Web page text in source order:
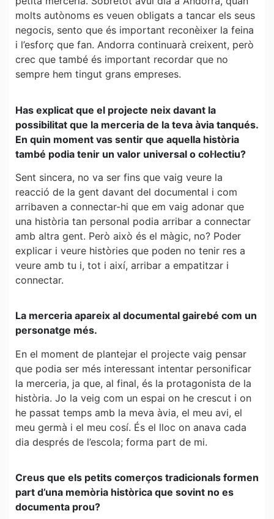
molts autònoms es veuen obligats a tancar els seus
negocis, sento que és important reconèixer la feina
i l’esforç que fan. Andorra continuarà creixent, però
crec que també és important recordar que no
sempre hem tingut grans empreses.
Has explicat que el projecte neix davant la
possibilitat que la merceria de la teva àvia tanqués.
En quin moment vas sentir que aquella història
també podia tenir un valor universal o col·lectiu?
Sent sincera, no va ser fins que vaig veure la
reacció de la gent davant del documental i com
arribaven a connectar-hi que em vaig adonar que
una història tan personal podia arribar a connectar
amb altra gent. Però això és el màgic, no? Poder
explicar i veure històries que poden no tenir res a
veure amb tu i, tot i així, arribar a empatitzar i
connectar.
La merceria apareix al documental gairebé com un
personatge més.
En el moment de plantejar el projecte vaig pensar
que podia ser més interessant intentar personificar
la merceria, ja que, al final, és la protagonista de la
història. Jo la veig com un espai on he crescut i on
he passat temps amb la meva àvia, el meu avi, el
meu germà i el meu cosí. És el lloc on anava cada
dia després de l’escola; forma part de mi.
Creus que els petits comerços tradicionals formen
part d’una memòria històrica que sovint no es
documenta prou?